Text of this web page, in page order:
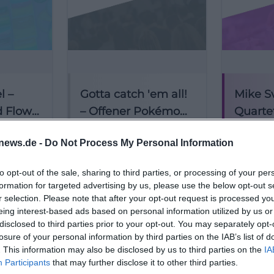
- Do Not Process My Personal Information
opt-out of the sale, sharing to third parties, or processing of your
for targeted advertising by us, please use the below opt-out
selection. Please note that after your opt-out request is processed
interest-based ads based on personal information utilized by us
to third parties prior to your opt-out. You may separately
of your personal information by third parties on the IAB’s list of
This information may also be disclosed by us to third parties on the
Participants that may further disclose it to other third parties.
sind Stellplätze direkt vor dem Eingang
Besuch ohne Auto. ([stadtbibliothek.bayreuth.de]
aus bringt die Linie 302 in Richtung Sankt
Wahnfried; von der ZOH fährt die Linie 307 in
Das ist besonders praktisch für Gäste, die das
Orte im RIWA-Viertel ansteuern möchten. Mit
Parkmöglichkeiten im Umfeld der
im Parkhaus Badstraße P7. Die Kombination aus Bus,
macht die Richard-Wagner-Straße zu einer
gut erreichbar ist. ([wagnermuseum.de]
kontakt/kontakt-und-anfahrt/))
Richard-Wagner-Straße parken?
anreist, findet rund um die Richard-Wagner-Straße
–
Flow
und
6-
Gotta catch 'em all!
– Offener Pokémon-
Pokémon-Fans
Bayreuth wird getauscht,
gefachsimpelt und
gesammelt. Kostenlos am
14.08.2026 ab 15 Uhr.
#Pokemon
Sonstige
Veranstaltungen
Kostenlos
Mike
Quartet
Erbe im
Museum.
Euro.
Konzerte